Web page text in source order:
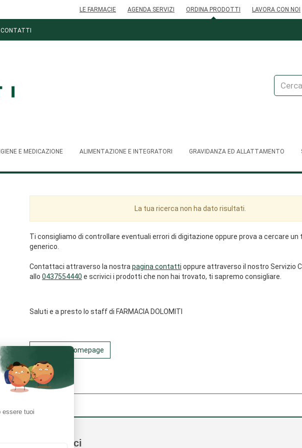
LE FARMACIE AGENDA SERVIZI ORDINA PRODOTTI LAVORA CON NOI
CONTATTI
Cerca
Prodotto
IGIENE E MEDICAZIONE ALIMENTAZIONE E INTEGRATORI GRAVIDANZA ED ALLATTAMENTO
La tua ricerca non ha dato risultati.
Ti consigliamo di controllare eventuali errori di digitazione oppure prova a cercare un
generico.
Contattaci attraverso la nostra pagina contatti oppure attraverso il nostro Servizio
allo 0437554440 e scrivici i prodotti che non hai trovato, ti sapremo consigliare.
Saluti e a presto lo staff di FARMACIA DOLOMITI
Torna alla Homepage
Link Veloci